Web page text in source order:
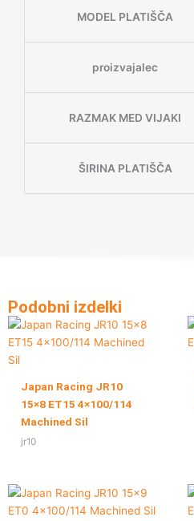
MODEL PLATIŠČA
proizvajalec
RAZMAK MED VIJAKI
ŠIRINA PLATIŠČA
Podobni izdelki
Japan Racing JR10
15×8 ET15 4×100/114
Machined Sil
jr10